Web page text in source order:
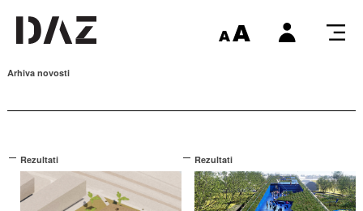
Arhiva novosti
Rezultati Rezultati